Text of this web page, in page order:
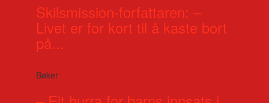
Skilsmission-forfattaren: –
Livet er for kort til å kaste bort
på...
Bøker